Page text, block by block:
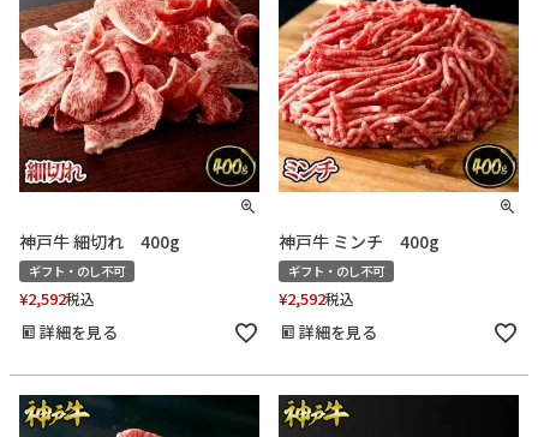
神戸牛 細切れ 400g
ギフト・のし不可
¥2,592税込
詳細を見る
神戸牛 ミンチ 400g
ギフト・のし不可
¥2,592税込
詳細を見る